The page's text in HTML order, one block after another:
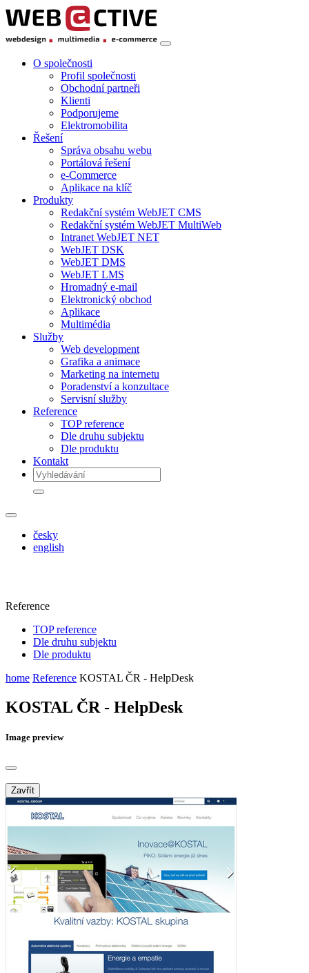
O společnosti
Profil společnosti
Obchodní partneři
Klienti
Podporujeme
Elektromobilita
Řešení
Správa obsahu webu
Portálová řešení
e-Commerce
Aplikace na klíč
Produkty
Redakční systém WebJET CMS
Redakční systém WebJET MultiWeb
Intranet WebJET NET
WebJET DSK
WebJET DMS
WebJET LMS
Hromadný e-mail
Elektronický obchod
Aplikace
Multimédia
Služby
Web development
Grafika a animace
Marketing na internetu
Poradenství a konzultace
Servisní služby
Reference
TOP reference
Dle druhu subjektu
Dle produktu
Kontakt
česky
english
Reference
TOP reference
Dle druhu subjektu
Dle produktu
home Reference KOSTAL ČR - HelpDesk
KOSTAL ČR - HelpDesk
Image preview
Zavřít